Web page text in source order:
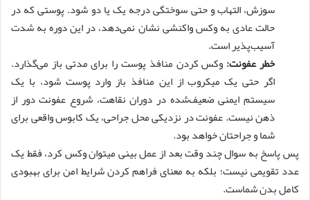
سوزش، التهاب و حتی سوختگی درجه یک یا دو شود. پوستی که در
حالت عادی به وکس واکنشی نشان نمی‌دهد، در این دوره به شدت
آسیب‌پذیر است.
خطر عفونت: وکس کردن منافذ پوست را برای مدتی باز می‌گذارد.
اگر حتی یک میکروب از این منافذ باز وارد پوست شود، با یک
سیستم ایمنی ضعیف‌شده در دوران نقاهت، شروع عفونت دور از
ذهن نیست. عفونت در نزدیکی محل جراحی، یک کابوس واقعی برای
شما و جراحتان خواهد بود.
پس پاسخ به سوال چند وقت بعد از عمل بینی میتوان وکس کرد، فقط یک
عدد تقویمی نیست؛ بلکه به معنای فراهم کردن شرایط امن برای بهبودی
کامل بدن شماست.